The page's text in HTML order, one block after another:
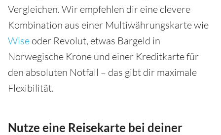
Vergleichen. Wir empfehlen dir eine clevere
Kombination aus einer Multiwährungskarte wie
Wise oder Revolut, etwas Bargeld in
Norwegische Krone und einer Kreditkarte für
den absoluten Notfall – das gibt dir maximale
Flexibilität.
Nutze eine Reisekarte bei deiner